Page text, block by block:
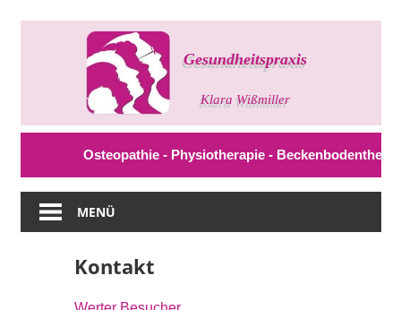
Gesundheitspraxis
Klara
Osteopathie - Physiotherapie -
MENÜ
Kontakt